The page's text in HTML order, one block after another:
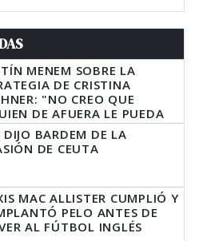
MENEM SOBRE LA
DE CRISTINA
"NO CREO QUE
DE AFUERA LE PUEDA
A LA JUSTICIA LO QUE
QUE HACER"
DIJO BARDEM DE LA
DE CEUTA
MAC ALLISTER CUMPLIÓ Y
PELO ANTES DE
AL FÚTBOL INGLÉS